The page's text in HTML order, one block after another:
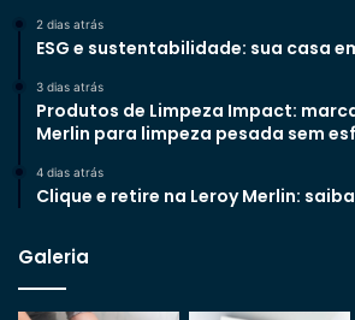
2 dias atrás
ESG e sustentabilidade: sua casa
3 dias atrás
Produtos de Limpeza Impact:
Merlin para limpeza pesada sem
4 dias atrás
Clique e retire na Leroy Merlin:
Galeria